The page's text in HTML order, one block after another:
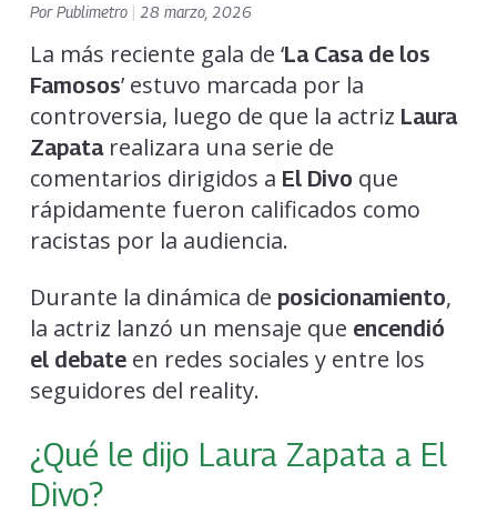
PorPublimetro 28 marzo, 2026
La más reciente gala de ‘La Casa de los
Famosos’ estuvo marcada por la
controversia, luego de que la actriz Laura
Zapatarealizara una serie de
comentarios dirigidos a El Divo que
rápidamente fueron calificados como
racistas por la audiencia.
Durante la dinámica de posicionamiento,
la actriz lanzó un mensaje que encendió
el debateen redes sociales y entre los
seguidores del reality.
¿Qué le dijo Laura Zapata a El
Divo?